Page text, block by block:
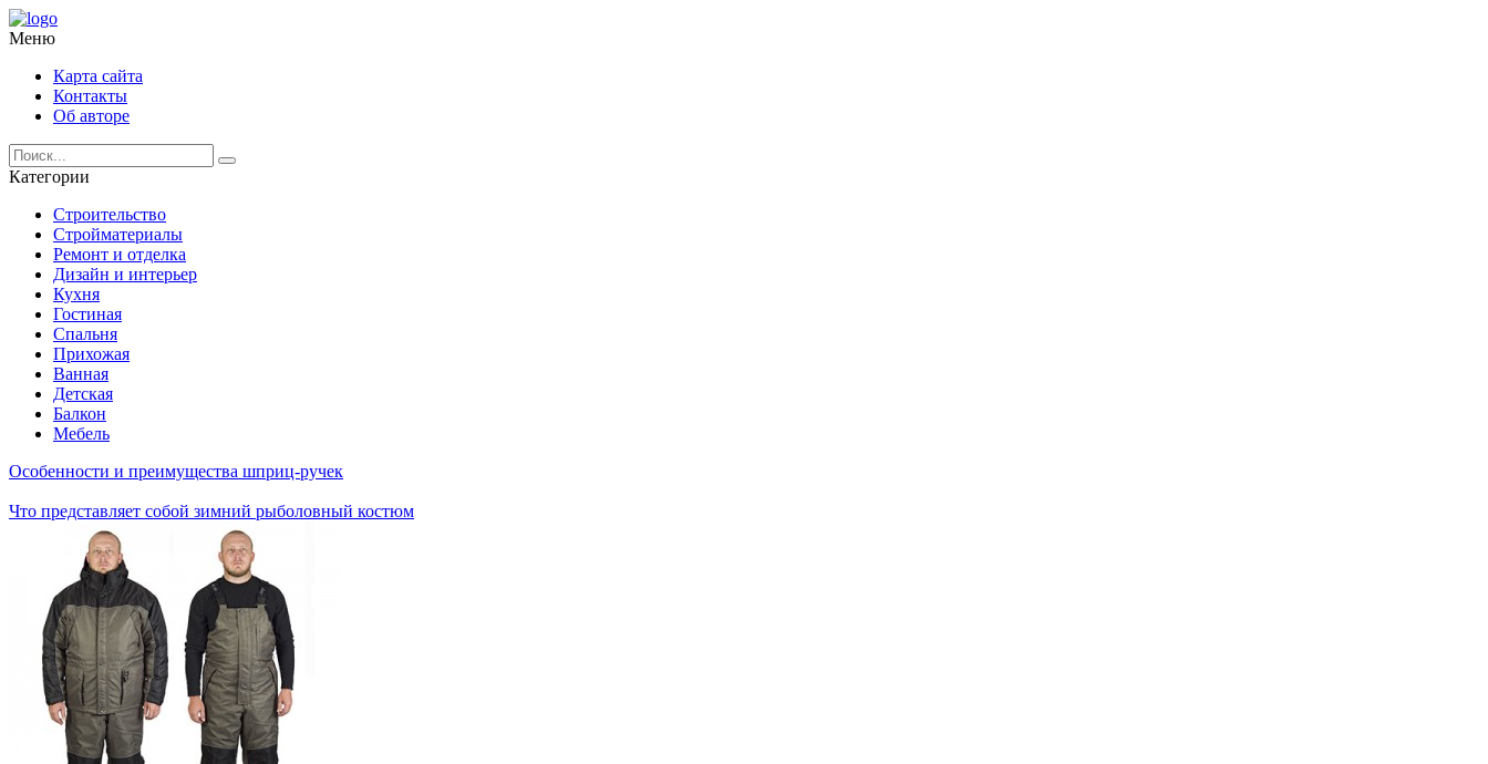
Меню
Карта сайта
Контакты
Об авторе
Категории
Строительство
Стройматериалы
Ремонт и отделка
Дизайн и интерьер
Кухня
Гостиная
Спальня
Прихожая
Ванная
Детская
Балкон
Мебель
Особенности и преимущества шприц-ручек
Что представляет собой зимний рыболовный костюм